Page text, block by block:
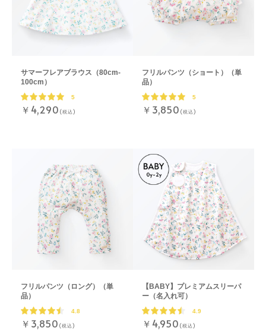
サマーフレアブラウス（80cm-
100cm）
5
￥4,290 (税込)
フリルパンツ（ショート）（単
品）
5
￥3,850 (税込)
フリルパンツ（ロング）（単
品）
4.8
￥3,850 (税込)
【BABY】プレミアムスリーパ
ー（名入れ可）
4.9
￥4,950 (税込)